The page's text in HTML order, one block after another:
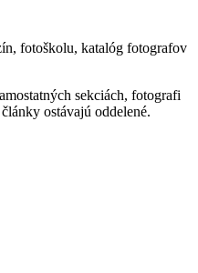
fotoškolu, katalóg fotografov
sekciách, fotografi
ostávajú oddelené.